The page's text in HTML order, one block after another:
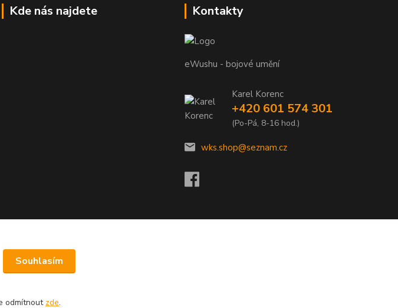
Kde nás najdete Kontakty
eWushu - bojové umění
Karel Korenc
+420 601 574 301
(Po-Pá, 8-16 hod.)
wks.shop@seznam.cz
Souhlasím
odmítnout zde.